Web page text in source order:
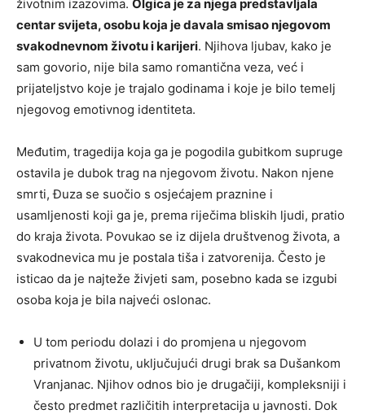
životnim izazovima. Olgica je za njega predstavljala
centar svijeta, osobu koja je davala smisao njegovom
svakodnevnom životu i karijeri. Njihova ljubav, kako je
sam govorio, nije bila samo romantična veza, već i
prijateljstvo koje je trajalo godinama i koje je bilo temelj
njegovog emotivnog identiteta.
Međutim, tragedija koja ga je pogodila gubitkom supruge
ostavila je dubok trag na njegovom životu. Nakon njene
smrti, Đuza se suočio s osjećajem praznine i
usamljenosti koji ga je, prema riječima bliskih ljudi, pratio
do kraja života. Povukao se iz dijela društvenog života, a
svakodnevica mu je postala tiša i zatvorenija. Često je
isticao da je najteže živjeti sam, posebno kada se izgubi
osoba koja je bila najveći oslonac.
U tom periodu dolazi i do promjena u njegovom
privatnom životu, uključujući drugi brak sa Dušankom
Vranjanac. Njihov odnos bio je drugačiji, kompleksniji i
često predmet različitih interpretacija u javnosti. Dok